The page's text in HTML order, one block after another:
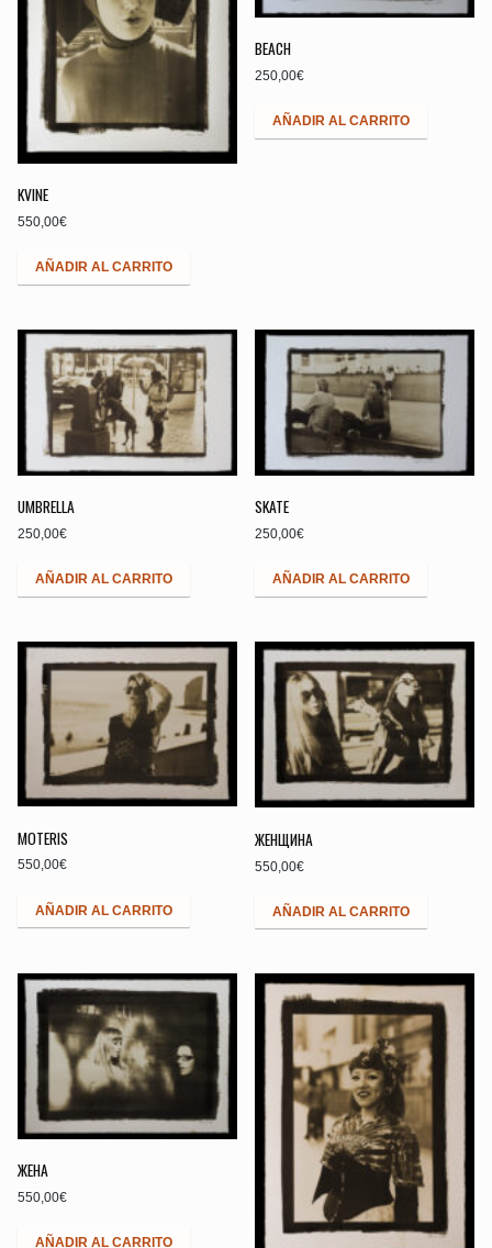
KVINE
550,00€
AÑADIR AL CARRITO
BEACH
250,00€
AÑADIR AL CARRITO
UMBRELLA
250,00€
AÑADIR AL CARRITO
SKATE
250,00€
AÑADIR AL CARRITO
MOTERIS
550,00€
AÑADIR AL CARRITO
ЖЕНЩИНА
550,00€
AÑADIR AL CARRITO
ЖEHA
550,00€
AÑADIR AL CARRITO